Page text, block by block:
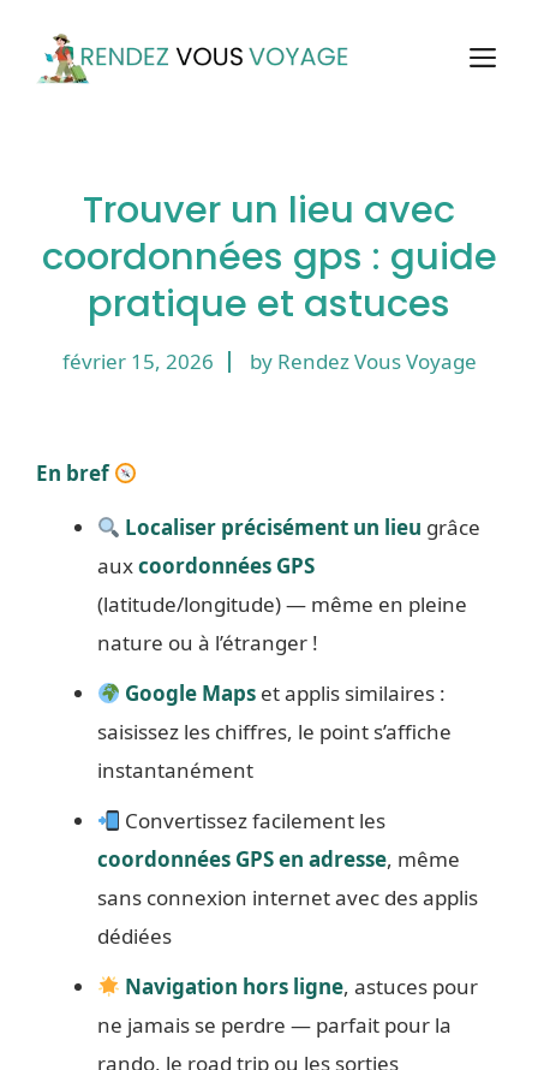
contenu
Trouver un lieu avec
coordonnées gps : guide
pratique et astuces
février 15, 2026 by Rendez Vous Voyage
En bref
Localiser précisément un lieu grâce
auxcoordonnées GPS
(latitude/longitude) — même en pleine
nature ou à l’étranger !
Google Maps et applis similaires :
saisissez les chiffres, le point s’affiche
instantanément
Convertissez facilement les
coordonnées GPS en adresse, même
sans connexion internet avec des applis
dédiées
Navigation hors ligne, astuces pour
ne jamais se perdre — parfait pour la
rando, le road trip ou les sorties